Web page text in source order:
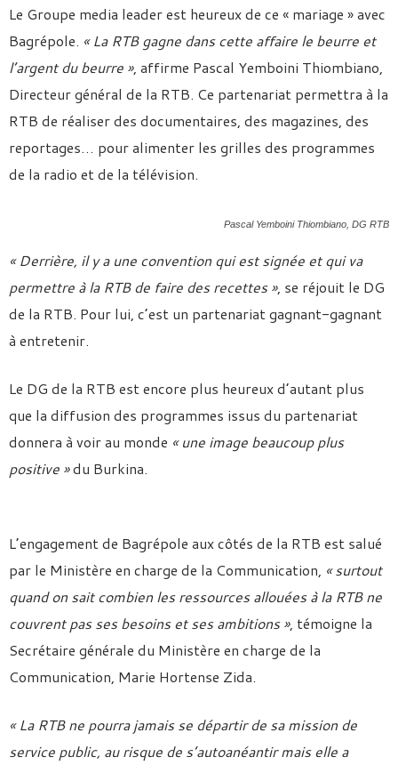
Le Groupe media leader est heureux de ce « mariage » avec
Bagrépole. « La RTB gagne dans cette affaire le beurre et
l’argent du beurre », affirme Pascal Yemboini Thiombiano,
Directeur général de la RTB. Ce partenariat permettra à la
RTB de réaliser des documentaires, des magazines, des
reportages… pour alimenter les grilles des programmes
de la radio et de la télévision.
Pascal Yemboini Thiombiano, DG RTB
« Derrière, il y a une convention qui est signée et qui va
permettre à la RTB de faire des recettes », se réjouit le DG
de la RTB. Pour lui, c’est un partenariat gagnant-gagnant
à entretenir.
Le DG de la RTB est encore plus heureux d’autant plus
que la diffusion des programmes issus du partenariat
donnera à voir au monde « une image beaucoup plus
positive »du Burkina.
L’engagement de Bagrépole aux côtés de la RTB est salué
par le Ministère en charge de la Communication, « surtout
quand on sait combien les ressources allouées à la RTB ne
couvrent pas ses besoins et ses ambitions », témoigne la
Secrétaire générale du Ministère en charge de la
Communication, Marie Hortense Zida.
« La RTB ne pourra jamais se départir de sa mission de
service public, au risque de s’autoanéantir mais elle a